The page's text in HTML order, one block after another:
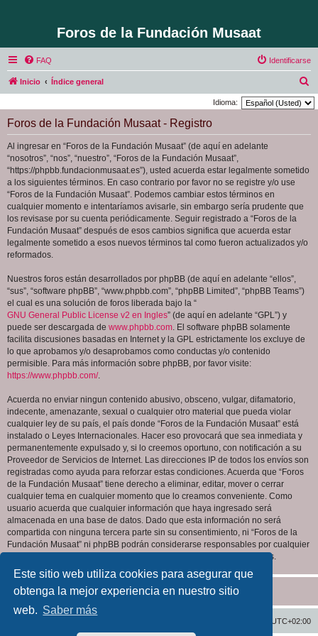
Este sitio web utiliza cookies para asegurar que
obtenga la mejor experiencia en nuestro sitio
web. Saber más
Foros de la Fundación Musaat
FAQ Identificarse
Inicio Índice general
u
Idioma:
Foros de la Fundación Musaat - Registro
Al ingresar en “Foros de la Fundación Musaat” (de aquí en adelante
“nosotros”, “nos”, “nuestro”, “Foros de la Fundación Musaat”,
“https://phpbb.fundacionmusaat.es”), usted acuerda estar legalmente sometido
a los siguientes términos. En caso contrario por favor no se registre y/o use
“Foros de la Fundación Musaat”. Podemos cambiar estos términos en
cualquier momento e intentaríamos avisarle, sin embargo sería prudente que
los revisase por su cuenta periódicamente. Seguir registrado a “Foros de la
Fundación Musaat” después de esos cambios significa que acuerda estar
legalmente sometido a esos nuevos términos tal como fueron actualizados y/o
reformados.
Nuestros foros están desarrollados por phpBB (de aquí en adelante “ellos”,
“sus”, “software phpBB”, “www.phpbb.com”, “phpBB Limited”, “phpBB Teams”)
el cual es una solución de foros liberada bajo la “
GNU General Public License v2 en Ingles” (de aquí en adelante “GPL”) y
puede ser descargada de www.phpbb.com. El software phpBB solamente
facilita discusiones basadas en Internet y la GPL estrictamente los excluye de
lo que aprobamos y/o desaprobamos como conductas y/o contenido
permisible. Para más información sobre phpBB, por favor visite:
https://www.phpbb.com/.
Acuerda no enviar ningun contenido abusivo, obsceno, vulgar, difamatorio,
indecente, amenazante, sexual o cualquier otro material que pueda violar
cualquier ley de su país, el país donde “Foros de la Fundación Musaat” está
instalado o Leyes Internacionales. Hacer eso provocará que sea inmediata y
permanentemente expulsado y, si lo creemos oportuno, con notificación a su
Proveedor de Servicios de Internet. Las direcciones IP de todos los envíos son
registradas como ayuda para reforzar estas condiciones. Acuerda que “Foros
de la Fundación Musaat” tiene derecho a eliminar, editar, mover o cerrar
cualquier tema en cualquier momento que lo creamos conveniente. Como
usuario acuerda que cualquier información que haya ingresado será
almacenada en una base de datos. Dado que esta información no será
compartida con ninguna tercera parte sin su consentimiento, ni “Foros de la
Fundación Musaat” ni phpBB podrán considerarse responsables por cualquier
intento de hacking que conlleve a que los datos sean comprometidos.
UTC+02:00